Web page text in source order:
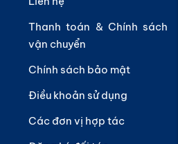
bay Vietnam Airlines Đà Nẵng
thác với tần suất cao, thời
vụ cực kỳ chất lượng. Điều
thuận tiện cho hành khách,
lịch cao điểm hoặc cần di
các trung tâm kinh tế lớn
Thanh toán & Chính sách
vận chuyển
Chính sách bảo mật
Điều khoản sử dụng
Các đơn vị hợp tác